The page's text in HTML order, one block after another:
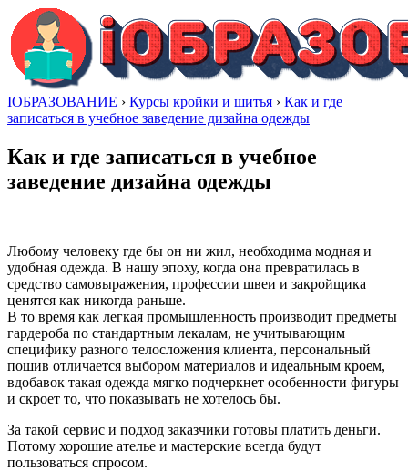
IОБРАЗОВАНИЕ › Курсы кройки и шитья › Как и где
записаться в учебное заведение дизайна одежды
Как и где записаться в учебное
заведение дизайна одежды
Любому человеку где бы он ни жил, необходима модная и
удобная одежда. В нашу эпоху, когда она превратилась в
средство самовыражения, профессии швеи и закройщика
ценятся как никогда раньше.
В то время как легкая промышленность производит предметы
гардероба по стандартным лекалам, не учитывающим
специфику разного телосложения клиента, персональный
пошив отличается выбором материалов и идеальным кроем,
вдобавок такая одежда мягко подчеркнет особенности фигуры
и скроет то, что показывать не хотелось бы.
За такой сервис и подход заказчики готовы платить деньги.
Потому хорошие ателье и мастерские всегда будут
пользоваться спросом.